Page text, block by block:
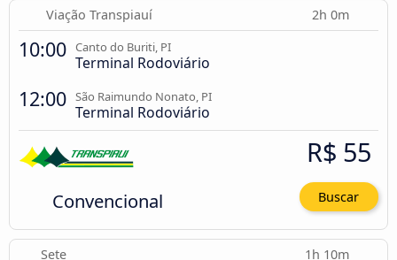
Viação Transpiauí 2h 0m
10:00 Canto do Buriti, PI
Terminal Rodoviário
12:00 São Raimundo Nonato, PI
Terminal Rodoviário
Convencional
R$ 55
Buscar
Sete 1h 10m